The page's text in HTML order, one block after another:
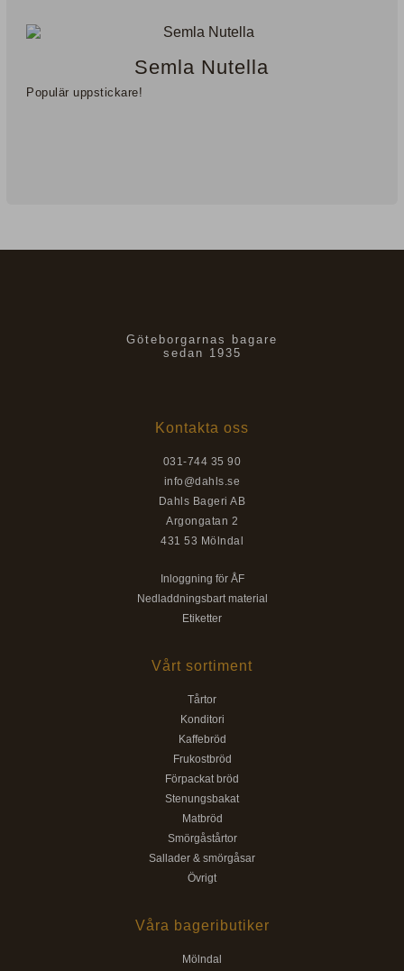
Semla Nutella
Populär uppstickare!
Göteborgarnas bagare
sedan 1935
Kontakta oss
031-744 35 90
info@dahls.se
Dahls Bageri AB
Argongatan 2
431 53 Mölndal
Inloggning för ÅF
Nedladdningsbart material
Etiketter
Vårt sortiment
Tårtor
Konditori
Kaffebröd
Frukostbröd
Förpackat bröd
Stenungsbakat
Matbröd
Smörgåstårtor
Sallader & smörgåsar
Övrigt
Våra bageributiker
Mölndal